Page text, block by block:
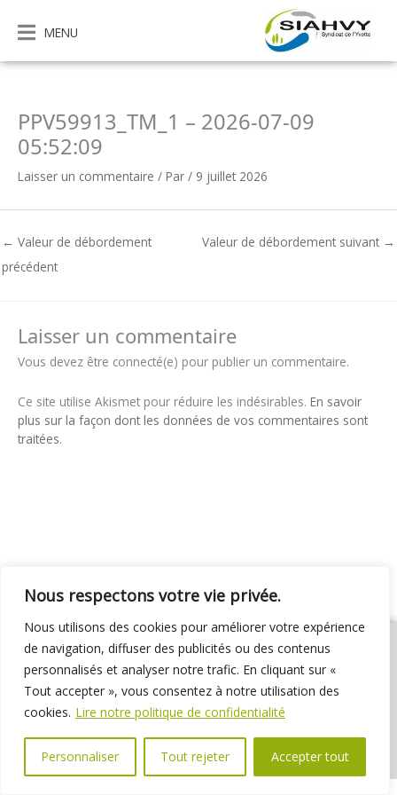
Nous respectons votre vie privée.
Nous utilisons des cookies pour améliorer votre expérience
de navigation, diffuser des publicités ou des contenus
personnalisés et analyser notre trafic. En cliquant sur «
Tout accepter », vous consentez à notre utilisation des
cookies. Lire notre politique de confidentialité
Personnaliser Tout rejeter Accepter tout
contenu
MENU
PPV59913_TM_1 – 2026-07-09
05:52:09
Laisser un commentaire / Par / 9 juillet 2026
← Valeur de débordement
précédent
Valeur de débordement suivant →
Laisser un commentaire
Vous devez être connecté(e) pour publier un commentaire.
Ce site utilise Akismet pour réduire les indésirables. En savoir
plus sur la façon dont les données de vos commentaires sont
traitées.
01 69 31 72 10 01 69 31 37 31
Nous contacter
Espace élus
Marchés publics Délibérations